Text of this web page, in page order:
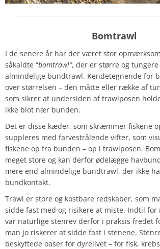
Bomtrawl
I de senere år har der været stor
såkaldte “bomtrawl”, der er større og
almindelige bundtrawl. Kendetegnende for
over størrelsen – den måtte eller række af
som sikrer at undersiden af trawlposen
ikke blot nær bunden.
Det er disse kæder, som skræmmer fiskene
suppleres med farvestrålende vifter, som
fiskene op fra bunden – op i trawlposen.
meget store og kan derfor ødelægge
mere end almindelige bundtrawl, der ikke
bundkontakt.
Trawl er store og kostbare redskaber, som
sidde fast med og risikere at miste. Indtil for
var naturlige stenrev derfor i praksis fredet
man jo riskerer at sidde fast i stenene.
beskyttede oaser for dyrelivet – for fisk,